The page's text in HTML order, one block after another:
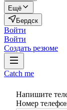
Ещё
Бердск
Войти
Войти
Создать резюме
Catch me
Напишите
Номер